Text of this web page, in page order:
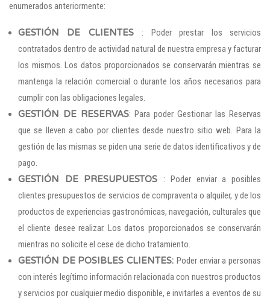
enumerados anteriormente:
GESTIÓN DE CLIENTES : Poder prestar los servicios
contratados dentro de actividad natural de nuestra empresa y facturar
los mismos. Los datos proporcionados se conservarán mientras se
mantenga la relación comercial o durante los años necesarios para
cumplir con las obligaciones legales.
GESTIÓN DE RESERVAS: Para poder Gestionar las Reservas
que se lleven a cabo por clientes desde nuestro sitio web. Para la
gestión de las mismas se piden una serie de datos identificativos y de
pago.
GESTIÓN DE PRESUPUESTOS : Poder enviar a posibles
clientes presupuestos de servicios de compraventa o alquiler, y de los
productos de experiencias gastronómicas, navegación, culturales que
el cliente desee realizar. Los datos proporcionados se conservarán
mientras no solicite el cese de dicho tratamiento.
GESTIÓN DE POSIBLES CLIENTES: Poder enviar a personas
con interés legítimo información relacionada con nuestros productos
y servicios por cualquier medio disponible, e invitarles a eventos de su